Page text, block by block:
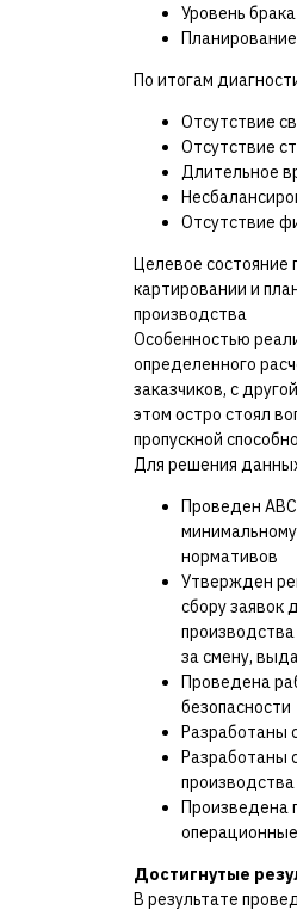
Уровень
По итогам
Отсутствие
Отсутствие
Длительное
Отсутствие
Целевое состояние
картировании и
производства
Особенностью
определенного
заказчиков, с
этом остро стоял
пропускной
Для решения
Проведен
нормативов
Утвержден
сбору заявок
за смену,
Проведена
безопасности
Разработаны
Разработаны
Произведена
Достигнутые
В результате